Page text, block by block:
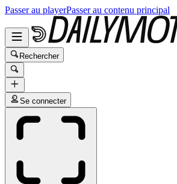
Passer au playerPasser au contenu principal
Rechercher
Se connecter